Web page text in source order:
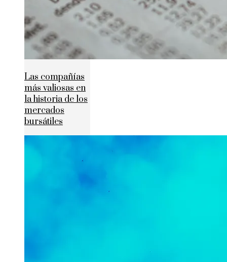
Las compañías
más valiosas en
la historia de los
mercados
bursátiles